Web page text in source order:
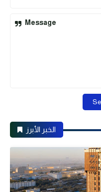
Message
الخبر الأبرز